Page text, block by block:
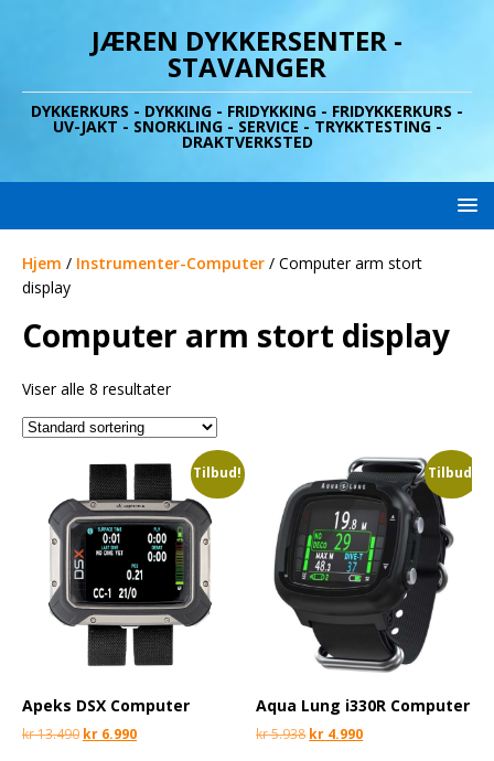
JÆREN DYKKERSENTER -
STAVANGER
DYKKERKURS - DYKKING - FRIDYKKING - FRIDYKKERKURS -
UV-JAKT - SNORKLING - SERVICE - TRYKKTESTING -
DRAKTVERKSTED
Hjem / Instrumenter-Computer / Computer arm stort
display
Computer arm stort display
Viser alle 8 resultater
Tilbud!
Apeks DSX Computer
kr13.490 kr 6.990
Tilbud!
Aqua Lung i330R Computer
kr5.938 kr 4.990